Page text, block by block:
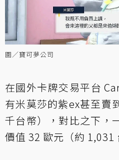
圖／寶可夢公司
在國外卡牌交易平台
有米莫莎的紫ex甚至賣
千台幣），對比之下，
價值 32 歐元（約 1,031